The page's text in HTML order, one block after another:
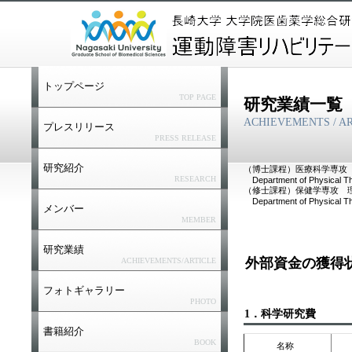
研究業績一覧
ACHIEVEMENTS /
（博士課程）医療科学専
Department of Physical
（修士課程）保健学専攻
Department of Physical
外部資金の獲得
1．科学研究費
名称
トップページ
TOP PAGE
プレスリリース
PRESS RELEASE
研究紹介
RESEARCH
メンバー
MEMBER
研究業績
ACHIEVEMENTS/ARTICLE
フォトギャラリー
PHOTO
書籍紹介
BOOK